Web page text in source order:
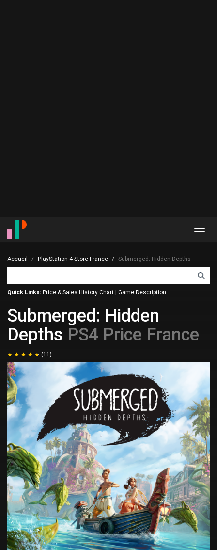
Accueil PlayStation 4 Store France Submerged: Hidden Depths
Quick Links: Price & Sales History Chart Game Description
Submerged: Hidden
Depths PS4 Price France
(11)